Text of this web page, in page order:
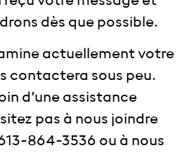
dès que possible.
actuellement votre
contactera sous peu.
d’une assistance
pas à nous joindre
864-3536 ou à nous